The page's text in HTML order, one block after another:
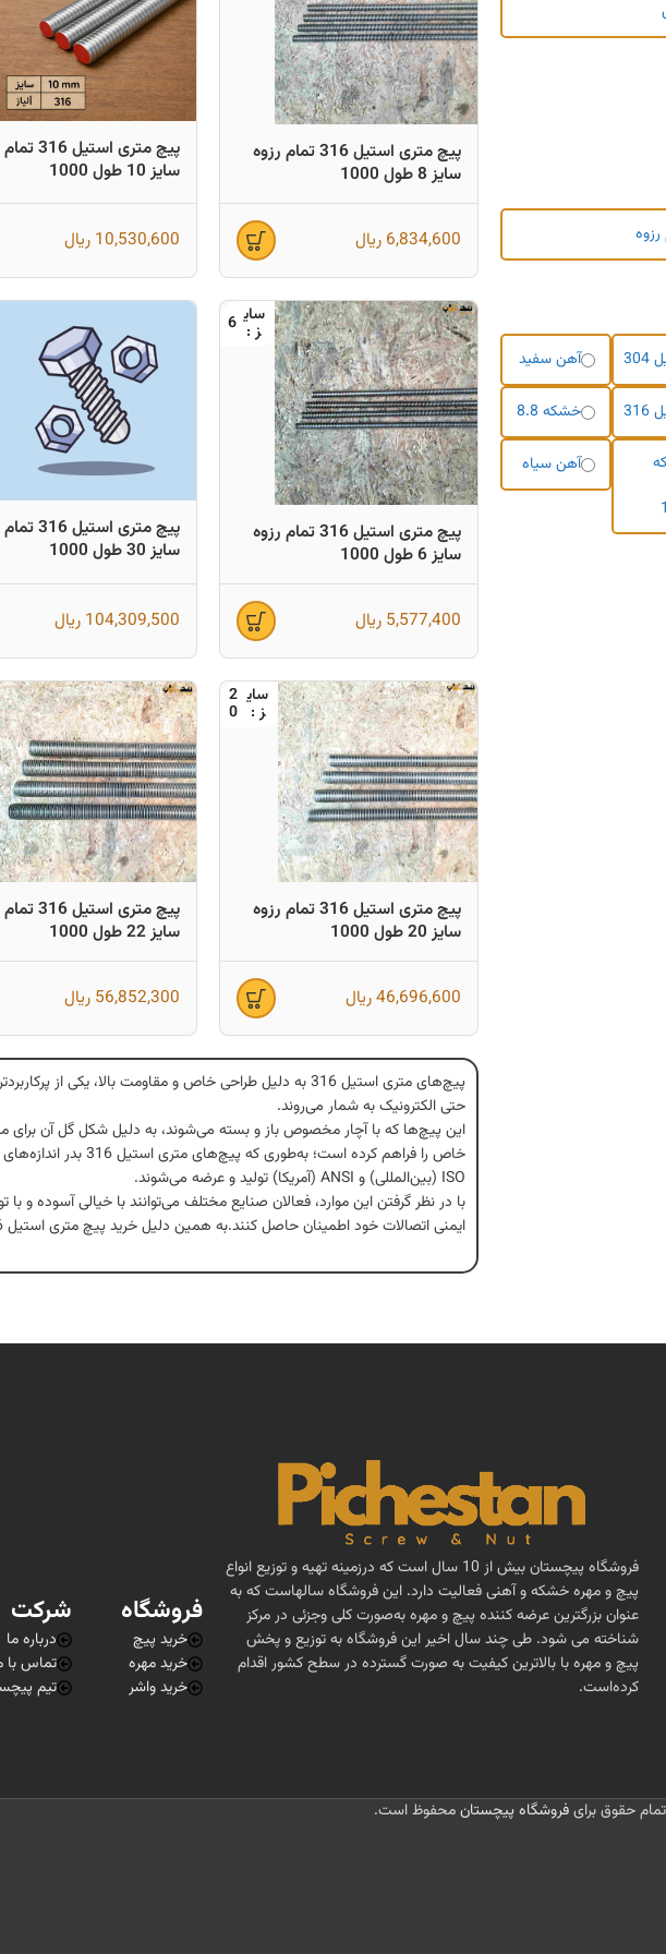
رزوه
آهن سفید
خشکه 8.8
آهن سیاه
پیچ متری استیل 316 تمام رزوه
سایز 8 طول 1000
6,834,600 ریال
پیچ متری
سایز 10 طول 1000
10,530,600 ریال
6
پیچ متری استیل 316 تمام رزوه
سایز 6 طول 1000
5,577,400 ریال
پیچ متری
سایز 30 طول 1000
104,309,500 ریال
2
0
پیچ متری استیل 316 تمام رزوه
سایز 20 طول 1000
46,696,600ریال
پیچ متری
سایز 22 طول 1000
56,852,300 ریال
پیچ‌های متری استیل 316 به دلیل طراحی خاص و مقاومت بالا،
حتی الکترونیک به شمار می‌روند.
این پیچ‌ها که با آچار مخصوص باز و بسته می‌شوند، به دلیل شکل گل آن برای
ISO (بین‌المللی) و ANSI (آمریکا) تولید و عرضه می‌شوند.
ایمنی اتصالات خود اطمینان حاصل کنند.به همین دلیل خرید پیچ متری استیل 316 باکیفیت از اهمیت برخوردار است.
فروشگاه پیچستان بیش از 10 سال است که درزمینه تهیه و توزیع انواع
پیچ و مهره خشکه و آهنی فعالیت دارد. این فروشگاه سالهاست که به
عنوان بزرگترین عرضه کننده پیچ و مهره به‌صورت کلی وجزئی در مرکز
شناخته می شود. طی چند سال اخیر این فروشگاه به توزیع و پخش
پیچ و مهره با بالاترین کیفیت به صورت گسترده در سطح کشور اقدام
کرده‌است.
فروشگاه
خرید پیچ
خرید مهره
خرید واشر
شرکت
درباره ما
تماس با
تیم
تمام حقوق برایفروشگاه پیچستانمحفوظ است.